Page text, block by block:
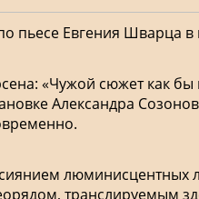
пьесе Евгения Шварца в
«Чужой сюжет как
Александра
люминисцентных
транслируемым